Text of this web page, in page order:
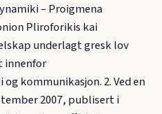
– Proigmena
Pliroforikis kai
underlagt gresk lov
innenfor
kommunikasjon. 2. Ved en
2007, publisert i